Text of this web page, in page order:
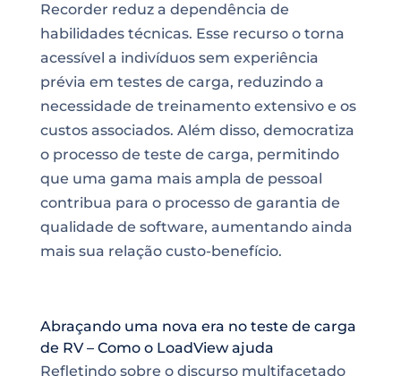
Recorder reduz a dependência de
habilidades técnicas. Esse recurso o torna
acessível a indivíduos sem experiência
prévia em testes de carga, reduzindo a
necessidade de treinamento extensivo e os
custos associados. Além disso, democratiza
o processo de teste de carga, permitindo
que uma gama mais ampla de pessoal
contribua para o processo de garantia de
qualidade de software, aumentando ainda
mais sua relação custo-benefício.
Abraçando uma nova era no teste de carga
de RV – Como o LoadView ajuda
Refletindo sobre o discurso multifacetado